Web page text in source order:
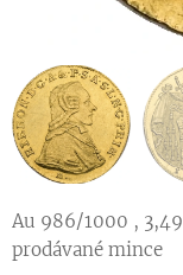
Au 986/1000 ,
prodávané mince